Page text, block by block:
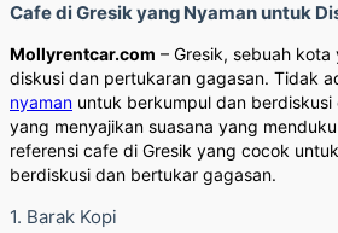
Cafe di Gresik yang Nyaman untuk
Mollyrentcar.com – Gresik, sebuah
diskusi dan pertukaran gagasan. Tidak
nyaman untuk berkumpul dan
yang menyajikan suasana yang
referensi cafe di Gresik yang cocok
berdiskusi dan bertukar gagasan.
1. Barak Kopi